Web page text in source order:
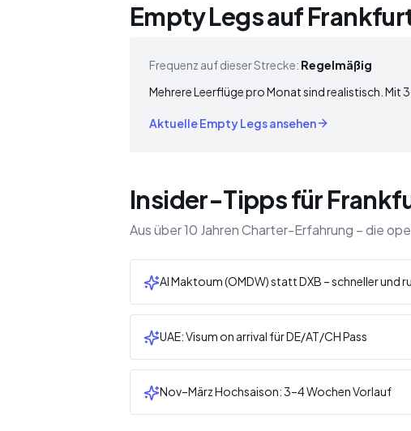
Empty Legs auf
Frequenz auf dieser Strecke: Regelmäßig
Mehrere Leerflüge pro Monat sind realistisch. Mit
Aktuelle Empty Legs ansehen
Insider-Tipps für
Aus über 10 Jahren Charter-Erfahrung – die
Al Maktoum (OMDW) statt DXB – schneller und
UAE: Visum on arrival für DE/AT/CH Pass
Nov–März Hochsaison: 3–4 Wochen Vorlauf